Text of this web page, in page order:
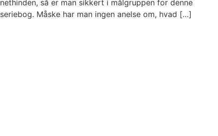
nethinden, så er man sikkert i målgruppen for denne
seriebog. Måske har man ingen anelse om, hvad […]